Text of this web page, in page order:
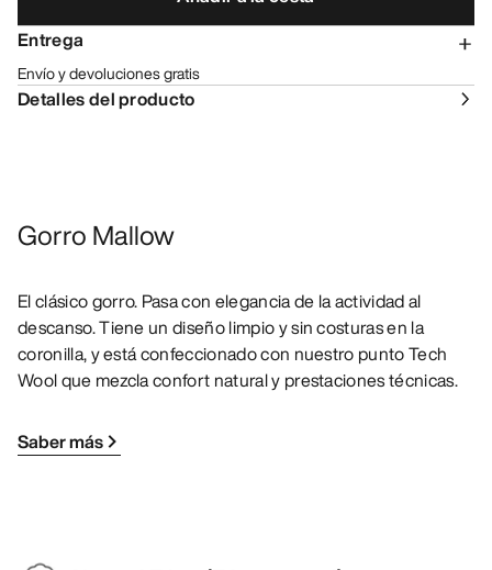
Entrega
Envío y devoluciones gratis
Detalles del producto
Gorro Mallow
El clásico gorro. Pasa con elegancia de la actividad al
descanso. Tiene un diseño limpio y sin costuras en la
coronilla, y está confeccionado con nuestro punto Tech
Wool que mezcla confort natural y prestaciones técnicas.
Saber más